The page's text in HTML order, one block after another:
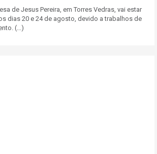
de Jesus Pereira, em Torres Vedras, vai estar
dias 20 e 24 de agosto, devido a trabalhos de
(...)